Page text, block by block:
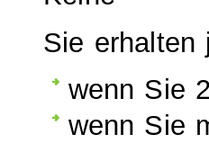
Sie erhalten
wenn Sie
wenn Sie